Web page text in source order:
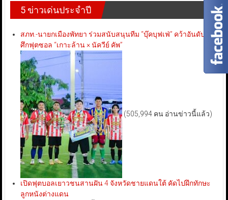
5 ข่าวเด่นประจำปี
สภท.-นายกเมืองพัทยา ร่วมสนับสนุนทีม “บุ๊คบุฟเฟ่” คว้าอันดับ 3
ศึกฟุตซอล “เกาะล้าน × นัควีย์ คัพ”
(505,994 คน อ่านข่าวนี้แล้ว)
เปิดฟุตบอลเยาวชนสานฝัน 4 จังหวัดชายแดนใต้ คัดไปฝึกทักษะ
ลูกหนังต่างแดน